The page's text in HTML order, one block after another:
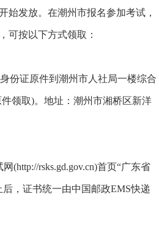
始发放。在潮州市报名参加考试，
可按以下方式领取：
份证原件到潮州市人社局一楼综合
领取)。地址：潮州市湘桥区新洋
(http://rsks.gd.gov.cn)首页“广东省
，证书统一由中国邮政EMS快递